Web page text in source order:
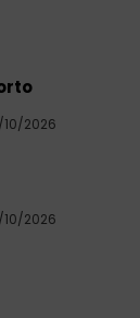
2026
2026